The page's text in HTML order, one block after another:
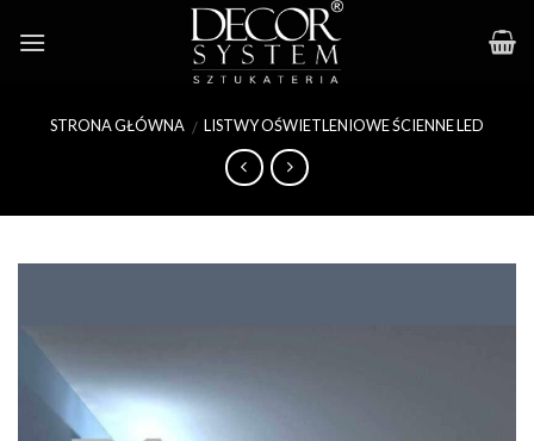
STRONA GŁÓWNA / LISTWY OŚWIETLENIOWE ŚCIENNE LED